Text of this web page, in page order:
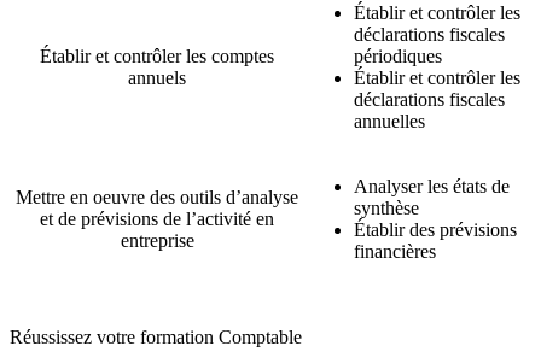
Établir et contrôler les comptes
annuels
Établir et contrôler les
déclarations fiscales
périodiques
Établir et contrôler les
déclarations fiscales
annuelles
Mettre en oeuvre des outils d’analyse
et de prévisions de l’activité en
entreprise
Analyser les états de
synthèse
Établir des prévisions
financières
Réussissez votre formation Comptable